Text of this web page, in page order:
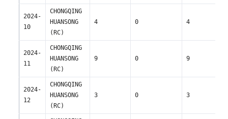
2024-
10
CHONGQING
HUANSONG
(RC)
4 0 4
2024-
11
CHONGQING
HUANSONG
(RC)
9 0 9
2024-
12
CHONGQING
HUANSONG
(RC)
3 0 3